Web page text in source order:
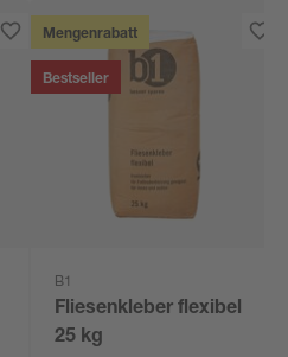
Mengenrabatt
Bestseller
B1
Fliesenkleber flexibel
25 kg